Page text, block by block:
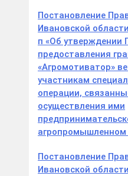
Постановление
Ивановской
п «Об утверждении
предоставления
«Агромотиватор»
участникам
операции,
осуществления ими
агропромышленном
Постановление
Ивановской